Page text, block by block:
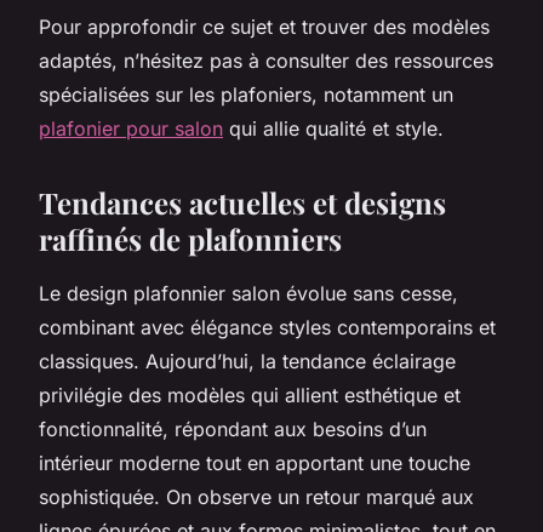
Pour approfondir ce sujet et trouver des modèles
adaptés, n’hésitez pas à consulter des ressources
spécialisées sur les plafoniers, notamment un
plafonier pour salon qui allie qualité et style.
Tendances actuelles et designs
raffinés de plafonniers
Le design plafonnier salon évolue sans cesse,
combinant avec élégance styles contemporains et
classiques. Aujourd’hui, la tendance éclairage
privilégie des modèles qui allient esthétique et
fonctionnalité, répondant aux besoins d’un
intérieur moderne tout en apportant une touche
sophistiquée. On observe un retour marqué aux